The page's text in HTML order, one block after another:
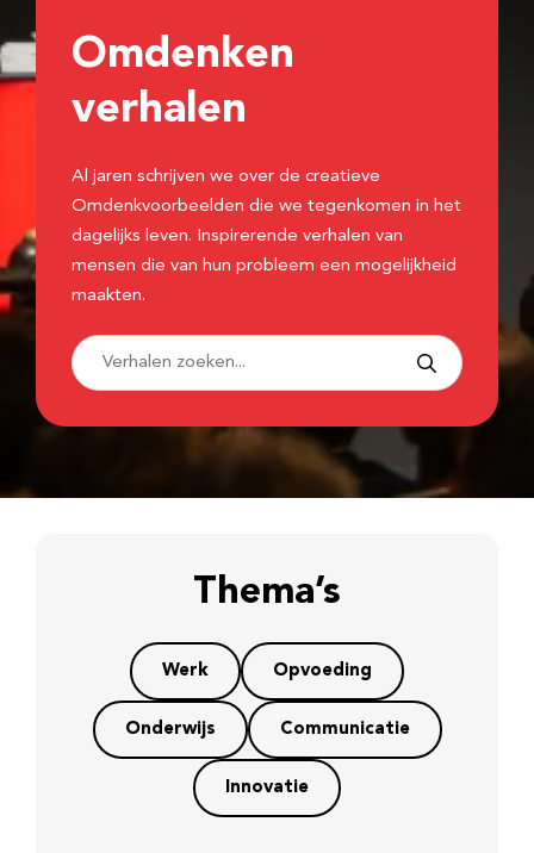
Omdenken
verhalen
Al jaren schrijven we over de creatieve
Omdenkvoorbeelden die we tegenkomen in het
dagelijks leven. Inspirerende verhalen van
mensen die van hun probleem een mogelijkheid
maakten.
Thema’s
Werk Opvoeding
Onderwijs Communicatie
Innovatie